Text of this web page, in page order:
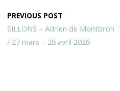
PREVIOUS POST
SILLONS – Adrien de Montbron
/ 27 mars – 26 avril 2026